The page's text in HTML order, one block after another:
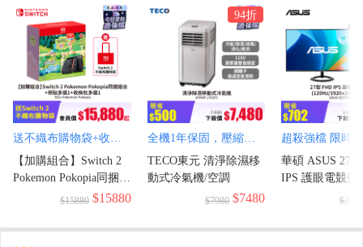
【加購組合】Switch 2
Pokemon Pokopia同捆組
合+保貼多選1+收納包
$15880 $15880
94折
全機1年保固，壓縮機3年保固
TECO東元 清淨除濕移
動式冷氣機/空調
$7980 $7480
超殺強檔 限時
華碩 ASUS 27
IPS 護眼電競螢
(120Hz/
$3690